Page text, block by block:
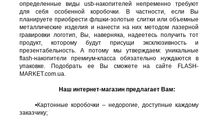
определенные виды usb-накопителей непременно требуют
для себя особенной коробочки. В частности, если Вы
планируете приобрести флшки-золотые слитки или объемные
металлические изделия и нанести на них методом лазерной
гравировки логотип, Вы, наверняка, надеетесь получить тот
продукт, которому будут присущи эксклюзивность и
презентабельность. А потому мы утверждаем: уникальные
flash-накопители премиум-класса обязательно нуждаются в
упаковке. Подобрать ее Вы сможете на сайте FLASH-
MARKET.com.ua.
Наш интернет-магазин предлагает Вам:
•Картонные коробочки – недорогие, доступные каждому
заказчику;